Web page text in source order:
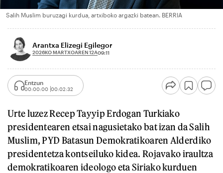
Salih Muslim buruzagi kurdua, artxiboko argazki batean. BERRIA
Arantxa Elizegi Egilegor
2026KO MARTXOAREN 12A09:11
Entzun
00:00:00 00:02:32
Urte luzez Recep Tayyip Erdogan Turkiako
presidentearen etsai nagusietako bat izan da Salih
Muslim, PYD Batasun Demokratikoaren Alderdiko
presidentetza kontseiluko kidea. Rojavako iraultza
demokratikoaren ideologo eta Siriako kurduen